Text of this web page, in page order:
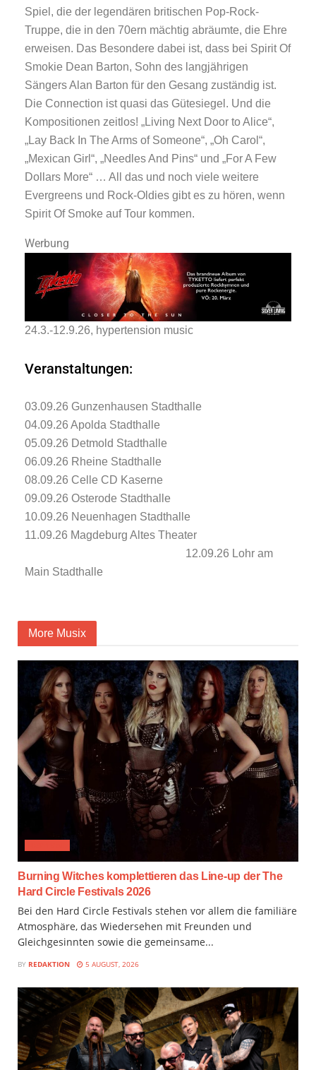
Spiel, die der legendären britischen Pop-Rock-
Truppe, die in den 70ern mächtig abräumte, die Ehre
erweisen. Das Besondere dabei ist, dass bei Spirit Of
Smokie Dean Barton, Sohn des langjährigen
Sängers Alan Barton für den Gesang zuständig ist.
Die Connection ist quasi das Gütesiegel. Und die
Kompositionen zeitlos! „Living Next Door to Alice“,
„Lay Back In The Arms of Someone“, „Oh Carol“,
„Mexican Girl“, „Needles And Pins“ und „For A Few
Dollars More“ … All das und noch viele weitere
Evergreens und Rock-Oldies gibt es zu hören, wenn
Spirit Of Smoke auf Tour kommen.
Werbung
24.3.-12.9.26, hypertension music
Veranstaltungen:
03.09.26 Gunzenhausen Stadthalle
04.09.26 Apolda Stadthalle
05.09.26 Detmold Stadthalle
06.09.26 Rheine Stadthalle
08.09.26 Celle CD Kaserne
09.09.26 Osterode Stadthalle
10.09.26 Neuenhagen Stadthalle
11.09.26 Magdeburg Altes Theater
12.09.26 Lohr am
Main Stadthalle
More Musix
Burning Witches komplettieren das Line-up der The
Hard Circle Festivals 2026
Bei den Hard Circle Festivals stehen vor allem die familiäre
Atmosphäre, das Wiedersehen mit Freunden und
Gleichgesinnten sowie die gemeinsame...
BY REDAKTION 5 AUGUST, 2026